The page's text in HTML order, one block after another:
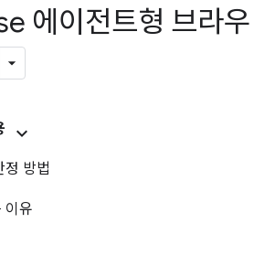
에이전트형 브라우
정 방법
이유